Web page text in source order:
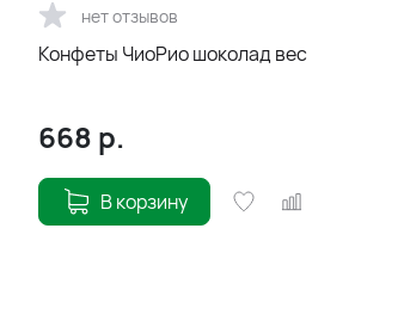
нет отзывов
Конфеты ЧиоРио шоколад вес
668 р.
В корзину